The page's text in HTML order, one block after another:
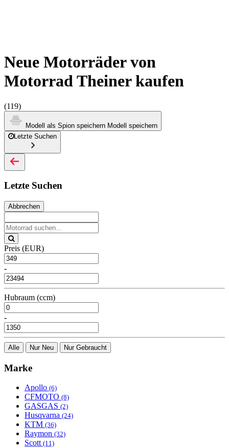
Neue Motorräder von
Motorrad Theiner kaufen
(119)
Modell als Spion speichern Modell speichern
Letzte Suchen
Letzte Suchen
Abbrechen
Preis (EUR)
-
Hubraum (ccm)
-
Alle Nur Neu Nur Gebraucht
Marke
Apollo (6)
CFMOTO (8)
GASGAS (2)
Husqvarna (24)
KTM (36)
Raymon (32)
Scott (11)